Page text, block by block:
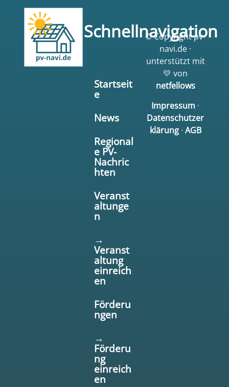
Schnellnavigation
Startseit
e
News
Regional
e PV-
Nachric
hten
Veranst
altunge
n
→
Veranst
altung
einreich
en
Förderu
ngen
→
Förderu
ng
einreich
en
© Copyright pv-
navi.de ·
unterstützt mit
💛 von
netfellows
Impressum ·
Datenschutzer
klärung· AGB